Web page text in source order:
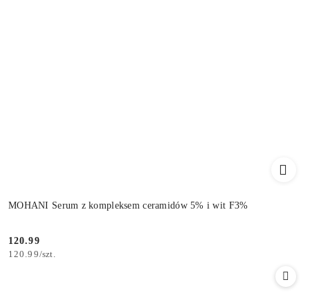
MOHANI Serum z kompleksem ceramidów 5% i wit F3%
Cena:
120.99
120.99/szt.